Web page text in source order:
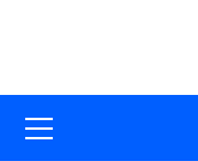
primario